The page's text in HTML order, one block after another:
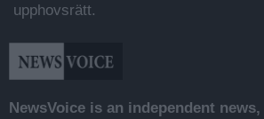
upphovsrätt.
NewsVoice is an independent